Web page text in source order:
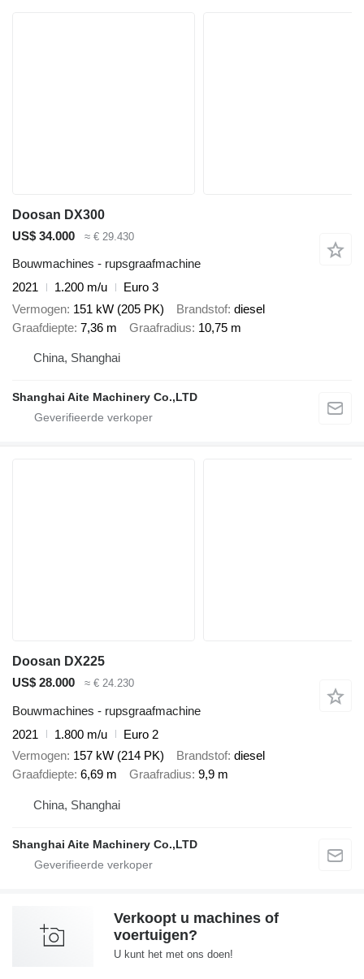
Doosan DX300
US$ 34.000
≈ € 29.430
Bouwmachines - rupsgraafmachine
2021
1.200 m/u
Euro 3
Vermogen 151 kW (205 PK) Brandstof diesel
Graafdiepte 7,36 m Graafradius 10,75 m
China, Shanghai
Shanghai Aite Machinery Co.,LTD
Doosan DX225
US$ 28.000
≈ € 24.230
Bouwmachines - rupsgraafmachine
2021
1.800 m/u
Euro 2
Vermogen 157 kW (214 PK) Brandstof diesel
Graafdiepte 6,69 m Graafradius 9,9 m
China, Shanghai
Shanghai Aite Machinery Co.,LTD
Verkoopt u machines of
voertuigen?
U kunt het met ons doen!